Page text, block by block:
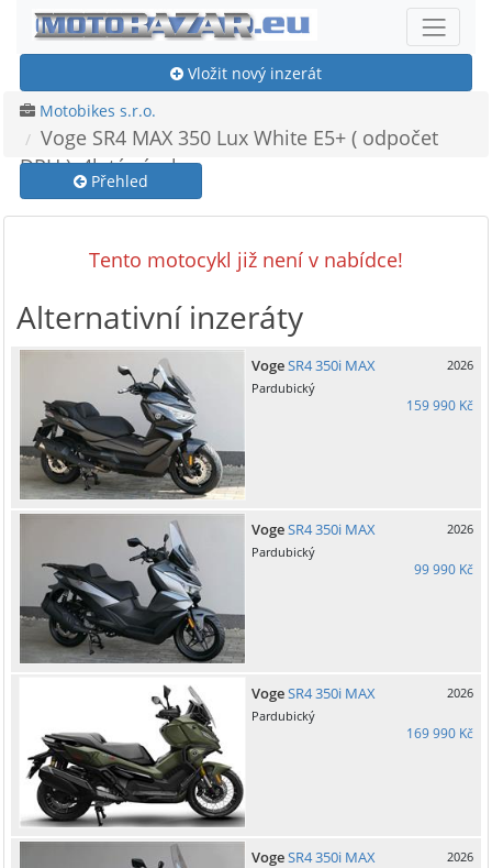
Vložit nový inzerát
Motobikes s.r.o.
Voge SR4 MAX 350 Lux White E5+ ( odpočet
DPH ), 4letá záruka
Přehled
Tento motocykl již není v nabídce!
Alternativní inzeráty
VogeSR4 350i MAX
2026
Pardubický
159 990 Kč
VogeSR4 350i MAX
2026
Pardubický
99 990 Kč
VogeSR4 350i MAX
2026
Pardubický
169 990 Kč
VogeSR4 350i MAX
2026